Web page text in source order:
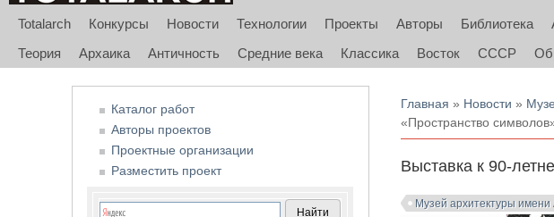
Totalarch Конкурсы Новости Технологии Проекты Авторы Библиотека
Теория
Архаика Античность Средние века Классика Восток СССР
Вы здесь
Главная » Новости »
«Пространство
Выставка к 90-
Музей архитектуры
Каталог работ
Авторы проектов
Проектные организации
Разместить проект